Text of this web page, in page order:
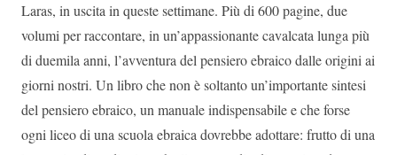
Laras, in uscita in queste settimane. Più di 600 pagine, due
volumi per raccontare, in un’appassionante cavalcata lunga più
di duemila anni, l’avventura del pensiero ebraico dalle origini ai
giorni nostri. Un libro che non è soltanto un’importante sintesi
del pensiero ebraico, un manuale indispensabile e che forse
ogni liceo di una scuola ebraica dovrebbe adottare: frutto di una